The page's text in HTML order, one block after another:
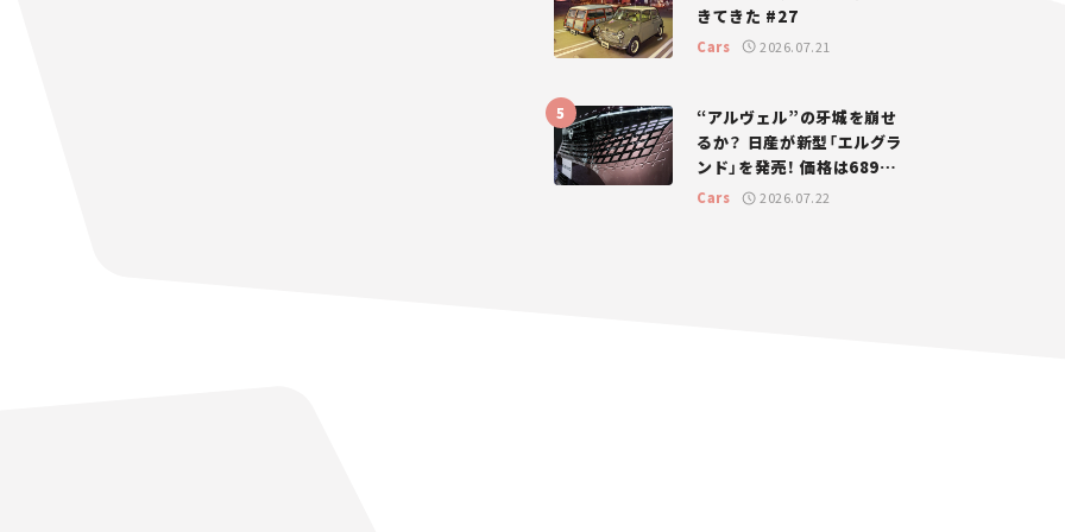
きてきた #27
Cars 2026.07.21
“アルヴェル”の牙城を崩せ
るか？ 日産が新型「エルグラ
ンド」を発売！ 価格は689万
円から【新車ニュース】
Cars 2026.07.22